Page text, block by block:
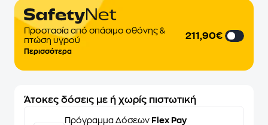
Προστασία από σπάσιμο οθόνης &
πτώση υγρού
Περισσότερα
211,90€
Άτοκες δόσεις με ή χωρίς πιστωτική
Πρόγραμμα Δόσεων Flex Pay